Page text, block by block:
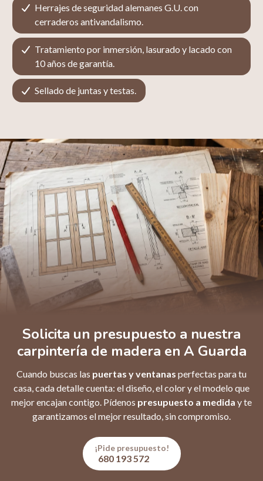
Herrajes de seguridad alemanes G.U. con
cerraderos antivandalismo.
Tratamiento por inmersión, lasurado y lacado con
10 años de garantía.
Sellado de juntas y testas.
Solicita un presupuesto a nuestra
carpintería de madera en A Guarda
Cuando buscas las puertas y ventanas perfectas para tu
casa, cada detalle cuenta: el diseño, el color y el modelo que
mejor encajan contigo. Pídenos presupuesto a medida y te
garantizamos el mejor resultado, sin compromiso.
¡Pide presupuesto!
680 193 572